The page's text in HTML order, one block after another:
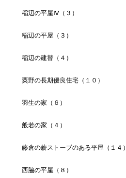
稲辺の平屋Ⅳ（３）
稲辺の平屋（３）
稲辺の建替（４）
粟野の長期優良住宅（１０）
羽生の家（６）
般若の家（４）
藤倉の薪ストーブのある平屋（１４）
西脇の平屋（８）